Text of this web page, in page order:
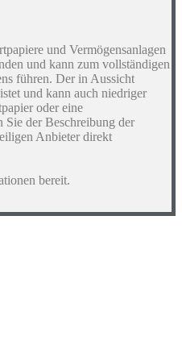
und Vermögensanlagen
und kann zum vollständigen
führen. Der in Aussicht
und kann auch niedriger
oder eine
Sie der Beschreibung der
Anbieter direkt
bereit.